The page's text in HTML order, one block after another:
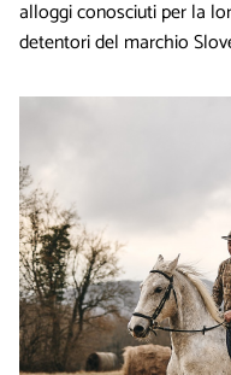
alloggi conosciuti per la
detentori del marchio